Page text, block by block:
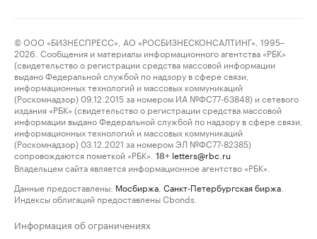
© ООО «БИЗНЕСПРЕСС», АО «РОСБИЗНЕСКОНСАЛТИНГ», 1995–
2026. Сообщения и материалы информационного агентства «РБК»
(свидетельство о регистрации средства массовой информации
выдано Федеральной службой по надзору в сфере связи,
информационных технологий и массовых коммуникаций
(Роскомнадзор) 09.12.2015 за номером ИА №ФС77-63848) и сетевого
издания «РБК» (свидетельство о регистрации средства массовой
информации выдано Федеральной службой по надзору в сфере связи,
информационных технологий и массовых коммуникаций
(Роскомнадзор) 03.12.2021 за номером ЭЛ №ФС77-82385)
сопровождаются пометкой «РБК».
18+ letters@rbc.ru
Владельцем сайта является информационное агентство «РБК».
Данные предоставлены: Мосбиржа Санкт-Петербургская биржа
Индексы облигаций предоставлены Cbonds.
Информация об ограничениях